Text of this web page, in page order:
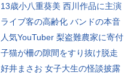
13歳小八重葵美 西川作品に主演
ライブ客の高齢化 バンドの本音
人気YouTuber 梨盗難農家に寄付
子猫が柵の隙間をすり抜け脱走
好井まさお 女子大生の怪談披露